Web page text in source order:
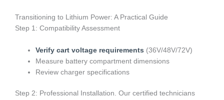
Transitioning to Lithium Power: A Practical Guide
Step 1: Compatibility Assessment
Verify cart voltage requirements (36V/48V/72V)
Measure battery compartment dimensions
Review charger specifications
Step 2: Professional Installation. Our certified technicians